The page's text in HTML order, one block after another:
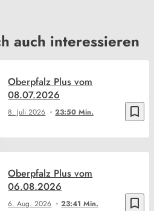
auch interessieren
bookmark_border
8. Juli 2026 23:50 Min.
Oberpfalz Plus vom
08.07.2026
bookmark_border
6. Aug. 2026 23:41 Min.
Oberpfalz Plus vom
06.08.2026